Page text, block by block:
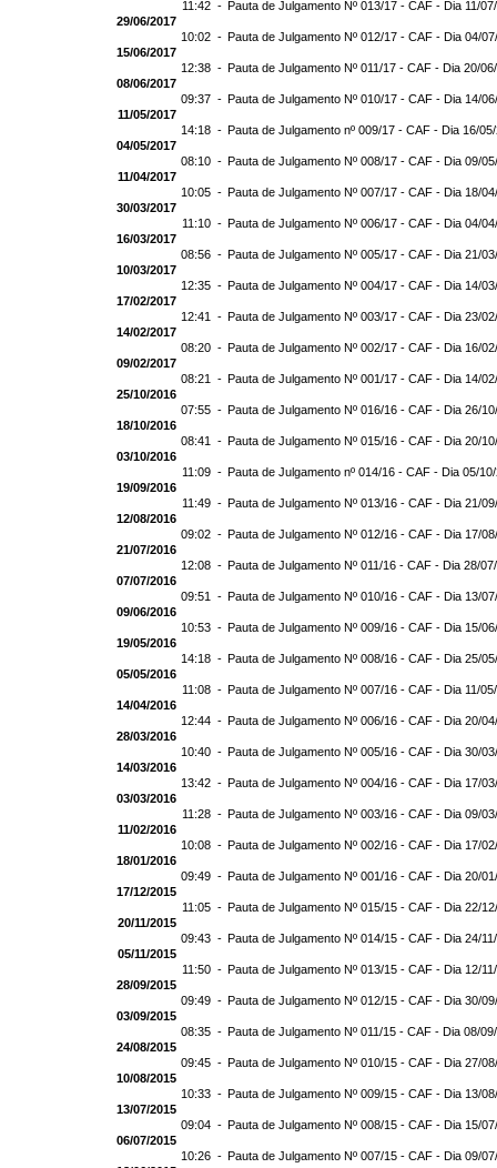
11:42 - Pauta de Julgamento Nº 013/17 - CAF - Dia 11/
29/06/2017
10:02 - Pauta de Julgamento Nº 012/17 - CAF - Dia 04/
15/06/2017
12:38 - Pauta de Julgamento Nº 011/17 - CAF - Dia 20/
08/06/2017
09:37 - Pauta de Julgamento Nº 010/17 - CAF - Dia 14/
11/05/2017
14:18 - Pauta de Julgamento nº 009/17 - CAF - Dia 16/
04/05/2017
08:10 - Pauta de Julgamento Nº 008/17 - CAF - Dia 09/
11/04/2017
10:05 - Pauta de Julgamento Nº 007/17 - CAF - Dia 18/
30/03/2017
11:10 - Pauta de Julgamento Nº 006/17 - CAF - Dia 04/
16/03/2017
08:56 - Pauta de Julgamento Nº 005/17 - CAF - Dia 21/
10/03/2017
12:35 - Pauta de Julgamento Nº 004/17 - CAF - Dia 14/
17/02/2017
12:41 - Pauta de Julgamento Nº 003/17 - CAF - Dia 23/
14/02/2017
08:20 - Pauta de Julgamento Nº 002/17 - CAF - Dia 16/
09/02/2017
08:21 - Pauta de Julgamento Nº 001/17 - CAF - Dia 14/
25/10/2016
07:55 - Pauta de Julgamento Nº 016/16 - CAF - Dia 26/
18/10/2016
08:41 - Pauta de Julgamento Nº 015/16 - CAF - Dia 20/
03/10/2016
11:09 - Pauta de Julgamento nº 014/16 - CAF - Dia 05/
19/09/2016
11:49 - Pauta de Julgamento Nº 013/16 - CAF - Dia 21/
12/08/2016
09:02 - Pauta de Julgamento Nº 012/16 - CAF - Dia 17/
21/07/2016
12:08 - Pauta de Julgamento Nº 011/16 - CAF - Dia 28/
07/07/2016
09:51 - Pauta de Julgamento Nº 010/16 - CAF - Dia 13/
09/06/2016
10:53 - Pauta de Julgamento Nº 009/16 - CAF - Dia 15/
19/05/2016
14:18 - Pauta de Julgamento Nº 008/16 - CAF - Dia 25/
05/05/2016
11:08 - Pauta de Julgamento Nº 007/16 - CAF - Dia 11/
14/04/2016
12:44 - Pauta de Julgamento Nº 006/16 - CAF - Dia 20/
28/03/2016
10:40 - Pauta de Julgamento Nº 005/16 - CAF - Dia 30/
14/03/2016
13:42 - Pauta de Julgamento Nº 004/16 - CAF - Dia 17/
03/03/2016
11:28 - Pauta de Julgamento Nº 003/16 - CAF - Dia 09/
11/02/2016
10:08 - Pauta de Julgamento Nº 002/16 - CAF - Dia 17/
18/01/2016
09:49 - Pauta de Julgamento Nº 001/16 - CAF - Dia 20/
17/12/2015
11:05 - Pauta de Julgamento Nº 015/15 - CAF - Dia 22/
20/11/2015
09:43 - Pauta de Julgamento Nº 014/15 - CAF - Dia 24/
05/11/2015
11:50 - Pauta de Julgamento Nº 013/15 - CAF - Dia 12/
28/09/2015
09:49 - Pauta de Julgamento Nº 012/15 - CAF - Dia 30/
03/09/2015
08:35 - Pauta de Julgamento Nº 011/15 - CAF - Dia 08/
24/08/2015
09:45 - Pauta de Julgamento Nº 010/15 - CAF - Dia 27/
10/08/2015
10:33 - Pauta de Julgamento Nº 009/15 - CAF - Dia 13/
13/07/2015
09:04 - Pauta de Julgamento Nº 008/15 - CAF - Dia 15/
06/07/2015
10:26 - Pauta de Julgamento Nº 007/15 - CAF - Dia 09/